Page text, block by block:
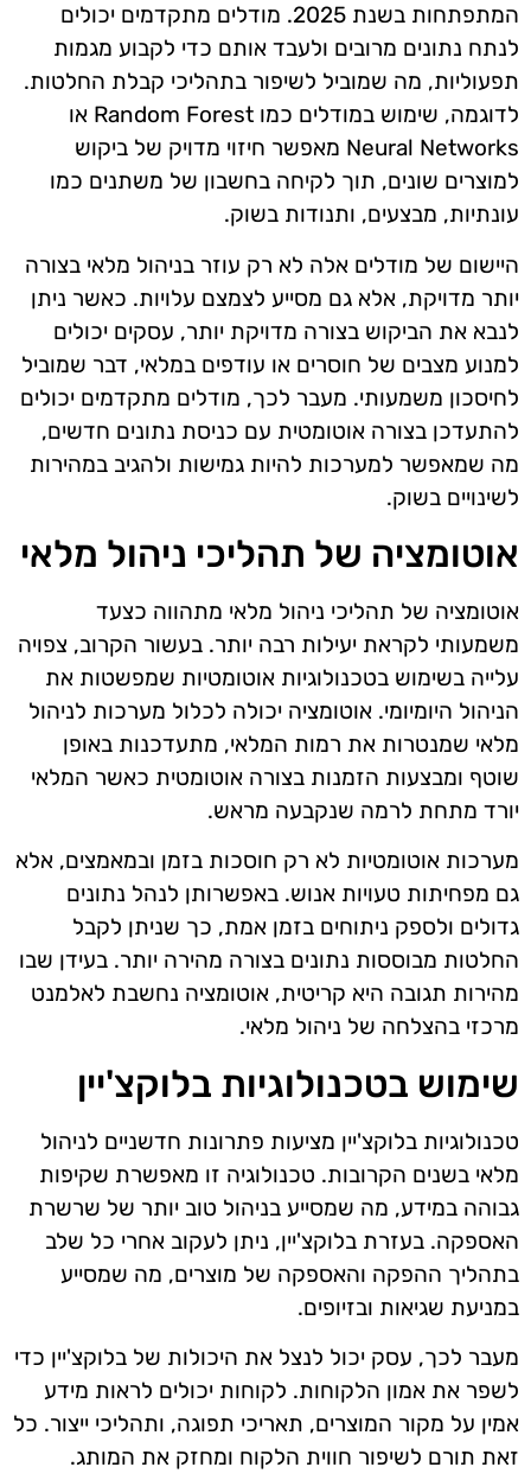
המתפתחות בשנת 2025. מודלים מתקדמים יכולים
לנתח נתונים מרובים ולעבד אותם כדי לקבוע מגמות
תפעוליות, מה שמוביל לשיפור בתהליכי קבלת החלטות.
לדוגמה, שימוש במודלים כמו Random Forest או
Neural Networks מאפשר חיזוי מדויק של ביקוש
למוצרים שונים, תוך לקיחה בחשבון של משתנים כמו
עונתיות, מבצעים, ותנודות בשוק.
היישום של מודלים אלה לא רק עוזר בניהול מלאי בצורה
יותר מדויקת, אלא גם מסייע לצמצם עלויות. כאשר ניתן
לנבא את הביקוש בצורה מדויקת יותר, עסקים יכולים
למנוע מצבים של חוסרים או עודפים במלאי, דבר שמוביל
לחיסכון משמעותי. מעבר לכך, מודלים מתקדמים יכולים
להתעדכן בצורה אוטומטית עם כניסת נתונים חדשים,
מה שמאפשר למערכות להיות גמישות ולהגיב במהירות
לשינויים בשוק.
אוטומציה של תהליכי ניהול מלאי
אוטומציה של תהליכי ניהול מלאי מתהווה כצעד
משמעותי לקראת יעילות רבה יותר. בעשור הקרוב, צפויה
עלייה בשימוש בטכנולוגיות אוטומטיות שמפשטות את
הניהול היומיומי. אוטומציה יכולה לכלול מערכות לניהול
מלאי שמנטרות את רמות המלאי, מתעדכנות באופן
שוטף ומבצעות הזמנות בצורה אוטומטית כאשר המלאי
יורד מתחת לרמה שנקבעה מראש.
מערכות אוטומטיות לא רק חוסכות בזמן ובמאמצים, אלא
גם מפחיתות טעויות אנוש. באפשרותן לנהל נתונים
גדולים ולספק ניתוחים בזמן אמת, כך שניתן לקבל
החלטות מבוססות נתונים בצורה מהירה יותר. בעידן שבו
מהירות תגובה היא קריטית, אוטומציה נחשבת לאלמנט
מרכזי בהצלחה של ניהול מלאי.
שימוש בטכנולוגיות בלוקצ'יין
טכנולוגיות בלוקצ'יין מציעות פתרונות חדשניים לניהול
מלאי בשנים הקרובות. טכנולוגיה זו מאפשרת שקיפות
גבוהה במידע, מה שמסייע בניהול טוב יותר של שרשרת
האספקה. בעזרת בלוקצ'יין, ניתן לעקוב אחרי כל שלב
בתהליך ההפקה והאספקה של מוצרים, מה שמסייע
במניעת שגיאות ובזיופים.
מעבר לכך, עסק יכול לנצל את היכולות של בלוקצ'יין כדי
לשפר את אמון הלקוחות. לקוחות יכולים לראות מידע
אמין על מקור המוצרים, תאריכי תפוגה, ותהליכי ייצור. כל
זאת תורם לשיפור חווית הלקוח ומחזק את המותג.